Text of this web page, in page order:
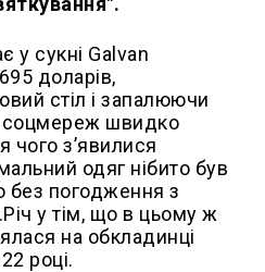
у сукні Galvan
доларів,
стіл і запалюючи
соцмереж швидко
чого з’явилися
одяг нібито був
без погодження з
у тім, що в цьому ж
на обкладинці
році.